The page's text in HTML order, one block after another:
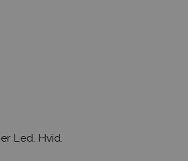
Led. Hvid.